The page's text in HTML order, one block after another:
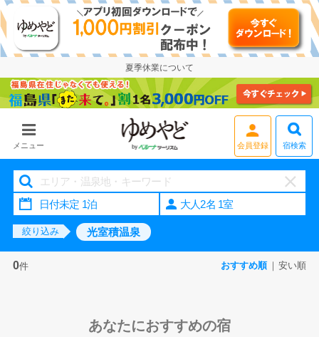
夏季休業について
メニュー 会員登録 宿検索
大人2名 1室
絞り込み 光室積温泉
0件 おすすめ順 安い順
あなたにおすすめの宿